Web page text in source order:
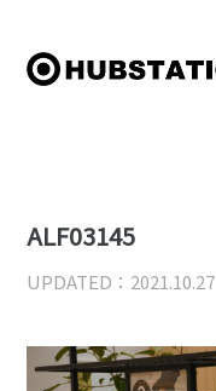
ALF03145
UPDATED：2021.10.27